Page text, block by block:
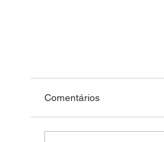
Comentários